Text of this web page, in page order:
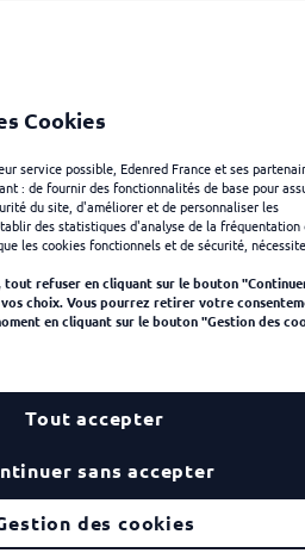
douce de management
Cookies
service possible, Edenred France et ses
: de fournir des fonctionnalités de base pour
du site, d'améliorer et de personnaliser les
des statistiques d'analyse de la fréquentation
les cookies fonctionnels et de sécurité,
refuser en cliquant sur le bouton
choix. Vous pourrez retirer votre
en cliquant sur le bouton "Gestion des
des cookies
sans accepter
Tout accepter